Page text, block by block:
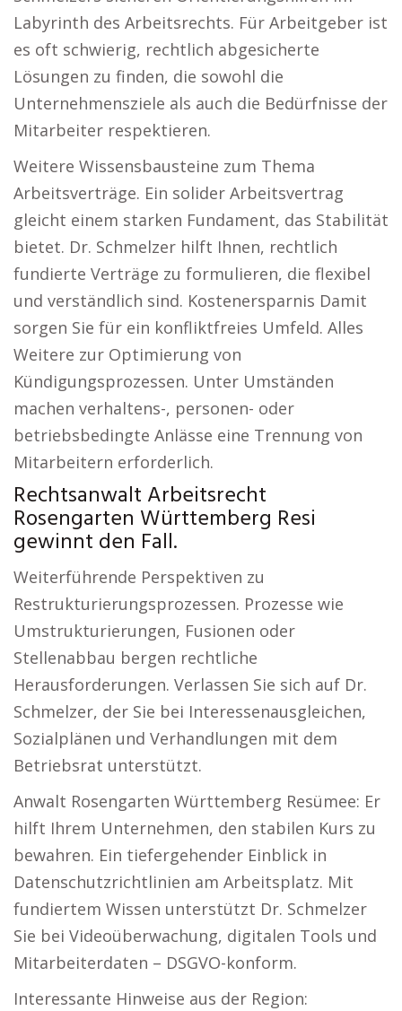
Labyrinth des Arbeitsrechts. Für Arbeitgeber ist
es oft schwierig, rechtlich abgesicherte
Lösungen zu finden, die sowohl die
Unternehmensziele als auch die Bedürfnisse der
Mitarbeiter respektieren.
Weitere Wissensbausteine zum Thema
Arbeitsverträge. Ein solider Arbeitsvertrag
gleicht einem starken Fundament, das Stabilität
bietet. Dr. Schmelzer hilft Ihnen, rechtlich
fundierte Verträge zu formulieren, die flexibel
und verständlich sind. Kostenersparnis Damit
sorgen Sie für ein konfliktfreies Umfeld. Alles
Weitere zur Optimierung von
Kündigungsprozessen. Unter Umständen
machen verhaltens-, personen- oder
betriebsbedingte Anlässe eine Trennung von
Mitarbeitern erforderlich.
Rechtsanwalt Arbeitsrecht
Rosengarten Württemberg Resi
gewinnt den Fall.
Weiterführende Perspektiven zu
Restrukturierungsprozessen. Prozesse wie
Umstrukturierungen, Fusionen oder
Stellenabbau bergen rechtliche
Herausforderungen. Verlassen Sie sich auf Dr.
Schmelzer, der Sie bei Interessenausgleichen,
Sozialplänen und Verhandlungen mit dem
Betriebsrat unterstützt.
Anwalt Rosengarten Württemberg Resümee: Er
hilft Ihrem Unternehmen, den stabilen Kurs zu
bewahren. Ein tiefergehender Einblick in
Datenschutzrichtlinien am Arbeitsplatz. Mit
fundiertem Wissen unterstützt Dr. Schmelzer
Sie bei Videoüberwachung, digitalen Tools und
Mitarbeiterdaten – DSGVO-konform.
Interessante Hinweise aus der Region: